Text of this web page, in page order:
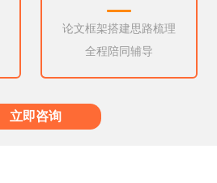
论文框架搭建思路梳理
全程陪同辅导
立即咨询